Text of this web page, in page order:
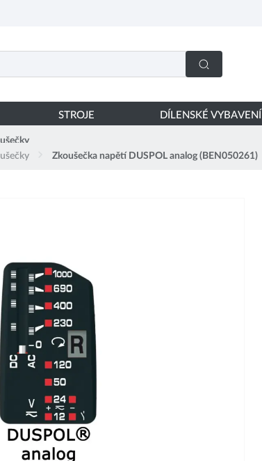
STROJE DÍLENSKÉ VYBAVENÍ
Zkoušečka napětí DUSPOL analog (BEN050261)